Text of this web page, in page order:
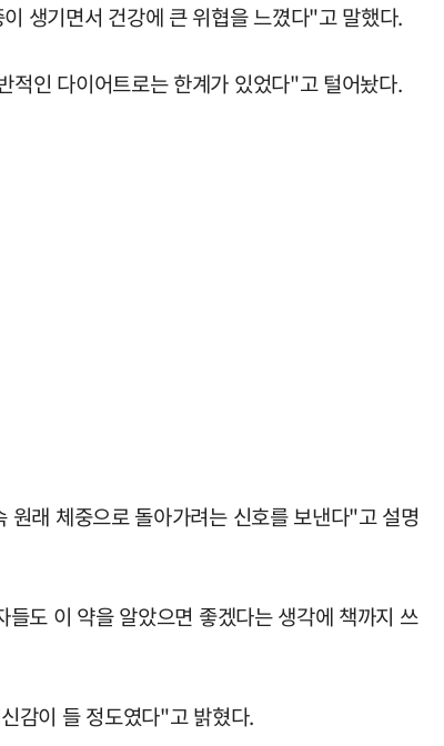
생기면서 건강에 큰 위협을 느꼈다"고 말했다.
인 다이어트로는 한계가 있었다"고 털어놨다.
래 체중으로 돌아가려는 신호를 보낸다"고 설명
도 이 약을 알았으면 좋겠다는 생각에 책까지 쓰
감이 들 정도였다"고 밝혔다.